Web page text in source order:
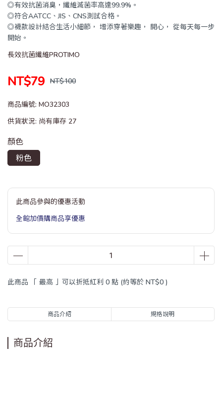
◎有效抗菌消臭，纖維滅菌率高達99.9%。
◎符合AATCC、JIS、CNS測試合格。
◎襪款設計結合生活小細節， 增添穿著樂趣， 開心， 從每天每一步
開始。
長效抗菌纖維PROTIMO
NT$79 NT$100
商品編號: MO32303
供貨狀況: 尚有庫存 27
顏色
粉色
此商品參與的優惠活動
全館加價購商品享優惠
此商品 「 最高 」可以折抵紅利 0 點 (約等於 NT$0 )
商品介紹 規格說明
商品介紹